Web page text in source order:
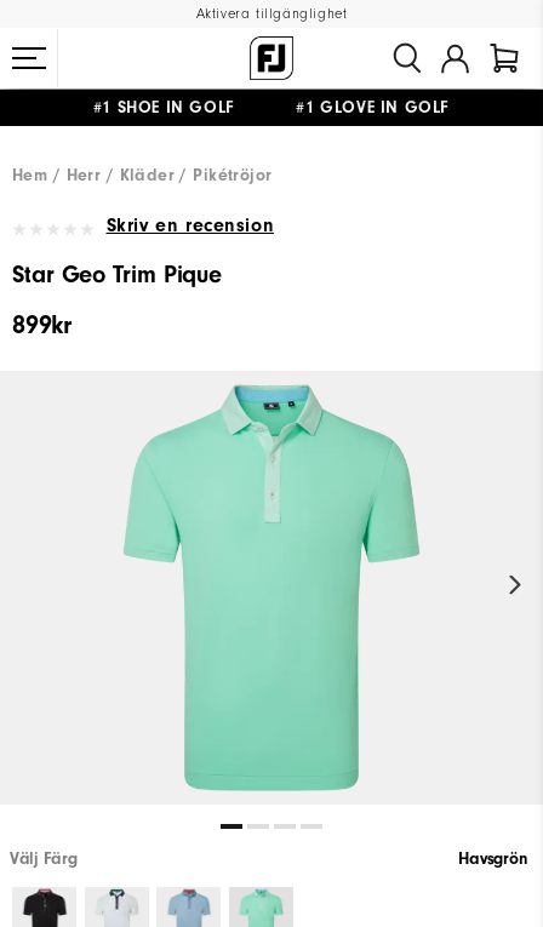
Aktivera tillgänglighet
#1 SHOE IN GOLF #1 GLOVE IN GOLF
Hem
Herr Kläder Pikétröjor
Skriv en recension
Star Geo Trim Pique
899kr
Välj Färg Havsgrön